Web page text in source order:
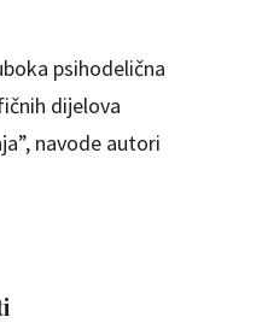
psihodelična
dijelova
navode autori